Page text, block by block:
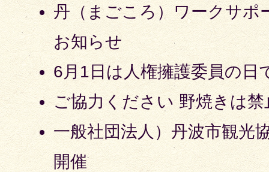
丹（まごころ）ワークサポ
お知らせ
6月1日は人権擁護委員の日
ご協力ください 野焼きは
一般社団法人）丹波市観光
開催